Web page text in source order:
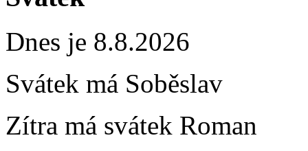
Dnes je 8.8.2026
Svátek má Soběslav
Zítra má svátek Roman